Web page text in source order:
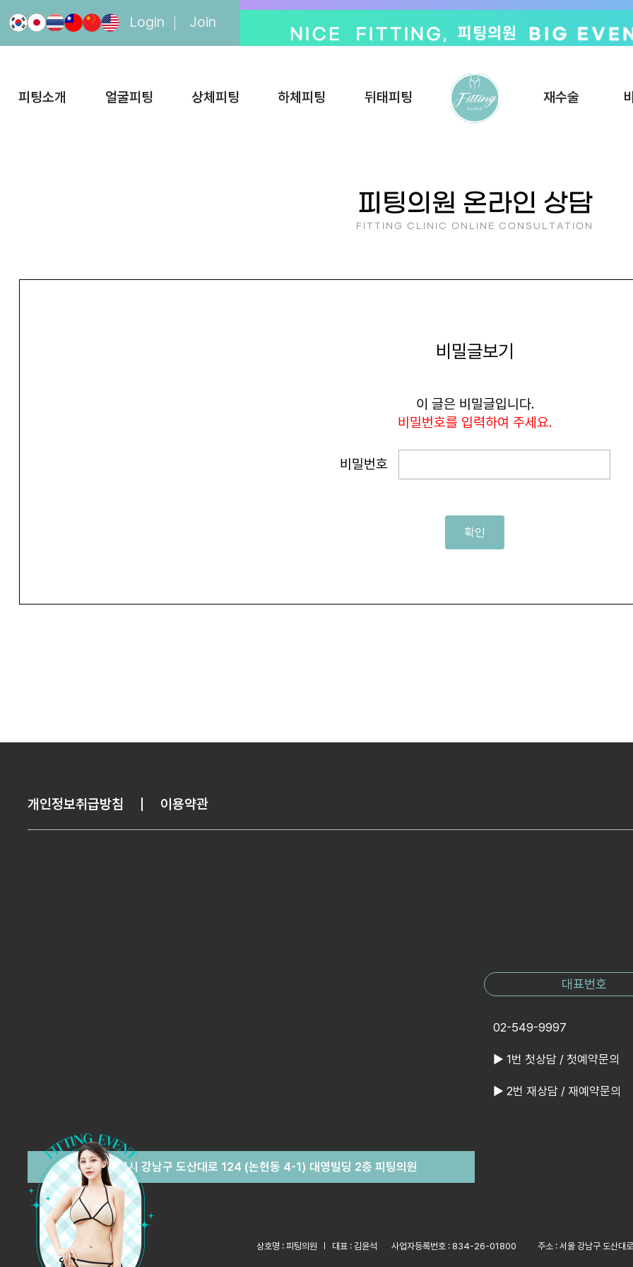
Login Join
피팅소개 얼굴피팅 상체피팅 하체피팅 뒤태피팅 재수술
피팅의원 온라인 상담
FITTING CLINIC ONLINE CONSULTATION
비밀글보기
이 글은 비밀글입니다.
비밀번호를 입력하여 주세요.
비밀번호
확인
개인정보취급방침 이용약관
서울특별시 강남구 도산대로 124 (논현동 4-1) 대영빌딩 2층 피팅의원
대표번호
02-549-9997
▶ 1번 첫상담 / 첫예약문의
▶ 2번 재상담 / 재예약문의
상호명 : 피팅의원 대표 : 김윤석 사업자등록번호 : 834-26-01800 주소 : 서울 강남구 도산대